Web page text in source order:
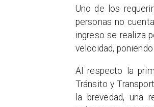
Uno de los
personas no
ingreso se realiza
velocidad,
Al respecto la
Tránsito y
la brevedad, una